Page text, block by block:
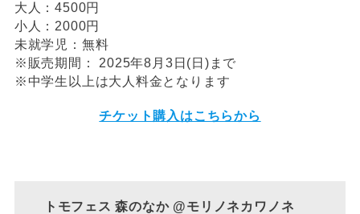
大人：4500円
小人：2000円
未就学児：無料
※販売期間： 2025年8月3日(日)まで
※中学生以上は大人料金となります
チケット購入はこちらから
トモフェス 森のなか @モリノネカワノネ